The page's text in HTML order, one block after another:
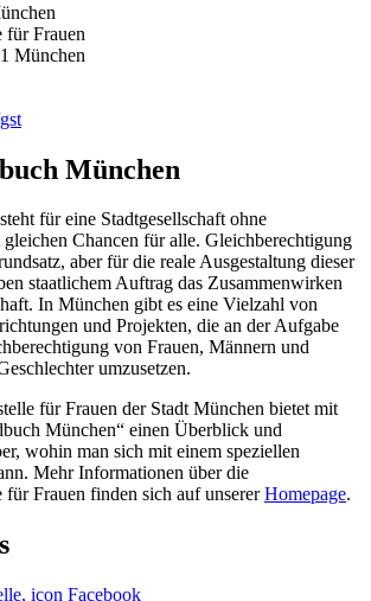
für Frauen
München
München
für eine Stadtgesellschaft ohne
Chancen für alle. Gleichberechtigung
aber für die reale Ausgestaltung dieser
staatlichem Auftrag das Zusammenwirken
In München gibt es eine Vielzahl von
und Projekten, die an der Aufgabe
von Frauen, Männern und
umzusetzen.
für Frauen der Stadt München bietet mit
München“ einen Überblick und
wohin man sich mit einem speziellen
Mehr Informationen über die
für Frauen finden sich auf unsererHomepage.